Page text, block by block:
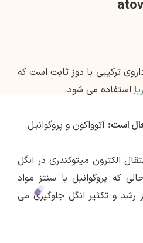
ترکیبی با دوز ثابت است که
استفاده می شود.
است: آتوواکون و پروگوانیل.
الکترون میتوکندری در انگل
که پروگوانیل با سنتز مواد
رشد و تکثیر انگل جلوگیری می